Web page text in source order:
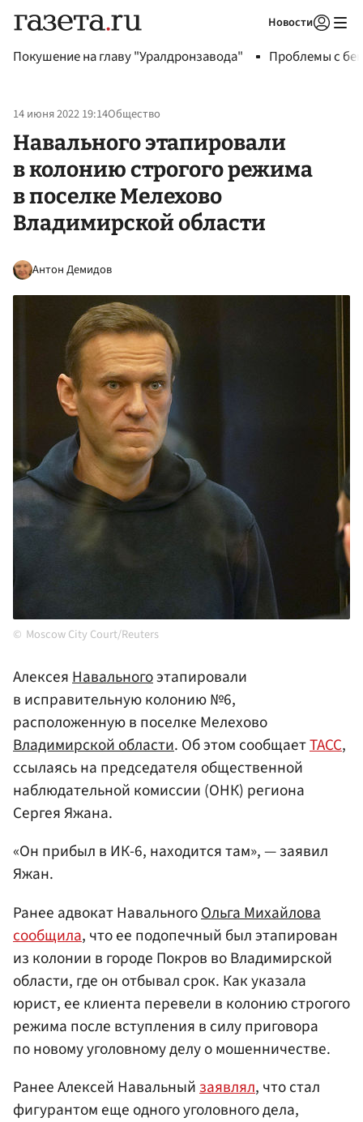
Новости
Покушение на главу "Уралдронзавода" Проблемы с
14 июня 2022 19:14Общество
Навального этапировали
в колонию строгого режима
в поселке Мелехово
Владимирской области
Антон Демидов
Moscow City Court/Reuters
АлексеяНавальногоэтапировали
в исправительную колонию №6,
расположенную в поселке Мелехово
Владимирской области. Об этом сообщаетТАСС,
ссылаясь на председателя общественной
наблюдательной комиссии (ОНК) региона
Сергея Яжана.
«Он прибыл в ИК-6, находится там», — заявил
Яжан.
Ранее адвокат НавальногоОльга Михайлова
сообщила, что ее подопечный был этапирован
из колонии в городе Покров во Владимирской
области, где он отбывал срок. Как указала
юрист, ее клиента перевели в колонию строгого
режима после вступления в силу приговора
по новому уголовному делу о мошенничестве.
Ранее Алексей Навальныйзаявлял, что стал
фигурантом еще одного уголовного дела,